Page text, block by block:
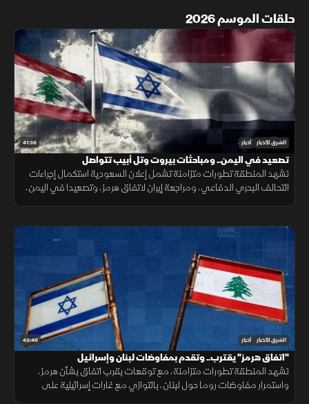
حلقات الموسم 2026
41:38 الشرق للأخبار أخبار
تصعيد في اليمن.. ومباحثات بيروت وتل أبيب تتواصل
تشهد المنطقة تطورات متزامنة تشمل إعلان السعودية استكمال إجراءات
التحالف البحري الدفاعي، ومراجعة إيران لاتفاق هرمز، وتصعيدا في اليمن،
43:46 الشرق للأخبار أخبار
"اتفاق هرمز" يقترب.. وتقدم بمفاوضات لبنان وإسرائيل
تشهد المنطقة تطورات متزامنة، مع توقعات بقرب اتفاق بشأن هرمز،
واستمرار مفاوضات روما حول لبنان، بالتوازي مع غارات إسرائيلية على